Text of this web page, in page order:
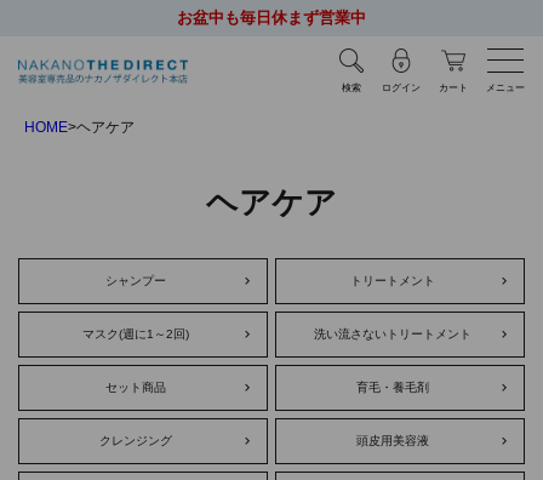
お盆中も毎日休まず営業中
検索 ログイン カート メニュー
HOME ヘアケア
ヘアケア
シャンプー トリートメント
マスク(週に1～2回) 洗い流さないトリートメント
セット商品 育毛・養毛剤
クレンジング 頭皮用美容液